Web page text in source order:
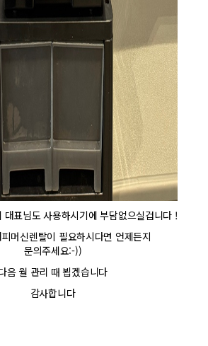
대표님도 사용하시기에 부담없으실겁니다 !
머신렌탈이 필요하시다면 언제든지
문의주세요:-))
음 월 관리 때 뵙겠습니다
감사합니다